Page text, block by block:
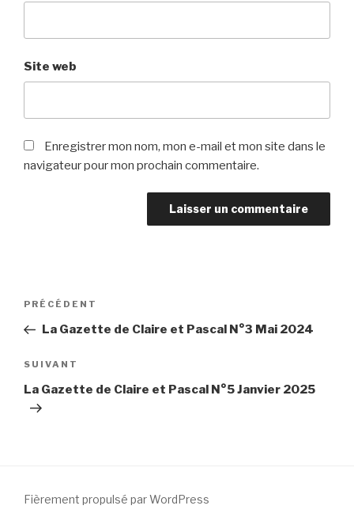
Site web
Enregistrer mon nom, mon e-mail et mon site dans le
navigateur pour mon prochain commentaire.
Navigation
l’article
Article
précédent
PRÉCÉDENT
La Gazette de Claire et Pascal N°3 Mai 2024
Article
suivant
SUIVANT
La Gazette de Claire et Pascal N°5 Janvier 2025
Fièrement propulsé par WordPress